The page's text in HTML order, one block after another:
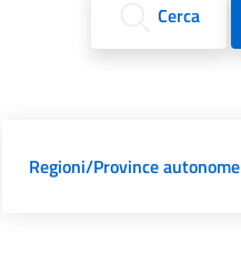
Cerca
Regioni/Province autonome